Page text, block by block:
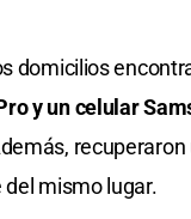
domicilios
y un celular
mismo lugar.